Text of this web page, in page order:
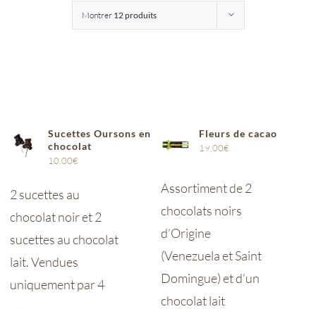
Montrer 12 produits
Sucettes Oursons en
chocolat
10,00€
2 sucettes au
chocolat noir et 2
sucettes au chocolat
lait. Vendues
uniquement par 4
Fleurs de cacao
19,00€
Assortiment de 2
chocolats noirs
d’Origine
(Venezuela et Saint
Domingue) et d’un
chocolat lait